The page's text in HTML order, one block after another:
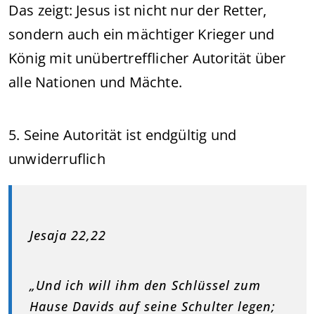
Das zeigt: Jesus ist nicht nur der Retter,
sondern auch ein mächtiger Krieger und
König mit unübertrefflicher Autorität über
alle Nationen und Mächte.
5. Seine Autorität ist endgültig und
unwiderruflich
Jesaja 22,22
„Und ich will ihm den Schlüssel zum
Hause Davids auf seine Schulter legen;